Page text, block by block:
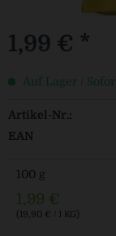
1,99 € *
Auf Lager /
Artikel-Nr.:
EAN
100 g
1,99 €
(19,90 € / 1 KG)